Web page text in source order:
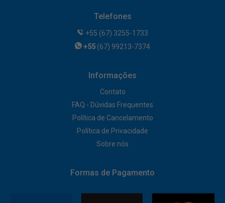
Telefones
+55 (67) 3255-1733
+55 (67) 99213-7374
Informações
Contato
FAQ - Dúvidas Frequentes
Política de Cancelamento
Política de Privacidade
Sobre nós
Formas de Pagamento